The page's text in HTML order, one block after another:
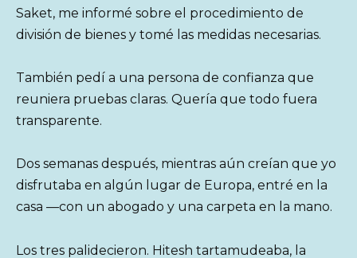
Saket, me informé sobre el procedimiento de
división de bienes y tomé las medidas necesarias.
También pedí a una persona de confianza que
reuniera pruebas claras. Quería que todo fuera
transparente.
Dos semanas después, mientras aún creían que yo
disfrutaba en algún lugar de Europa, entré en la
casa —con un abogado y una carpeta en la mano.
Los tres palidecieron. Hitesh tartamudeaba, la